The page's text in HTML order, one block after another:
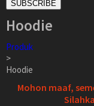
SUBSCRIBE
Hoodie
Produk
>
Hoodie
Mohon maaf,